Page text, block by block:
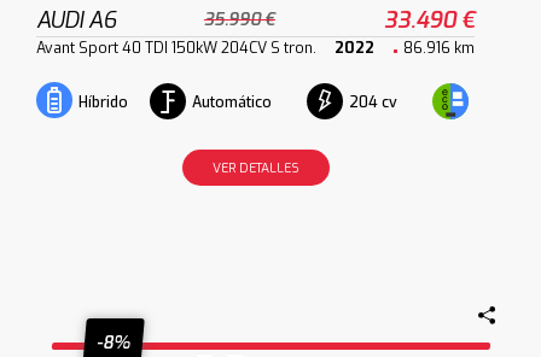
AUDI A6 35.990 € 33.490 €
Avant Sport 40 TDI 150kW 204CV S tron. 2022 86.916 km
Híbrido Automático 204 cv
VER DETALLES
-8%